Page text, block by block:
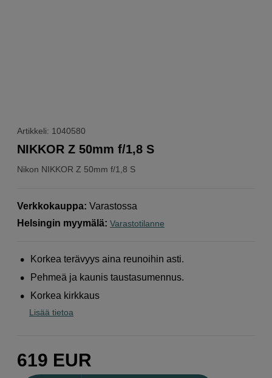
Artikkeli: 1040580
Nikon NIKKOR Z 50mm f/1,8 S
NIKKOR Z 50mm f/1,8 S
Verkkokauppa: Varastossa
Helsingin myymälä: Varastotilanne
Korkea terävyys aina reunoihin asti.
Pehmeä ja kaunis taustasumennus.
Korkea kirkkaus
Lisää tietoa
619 EUR